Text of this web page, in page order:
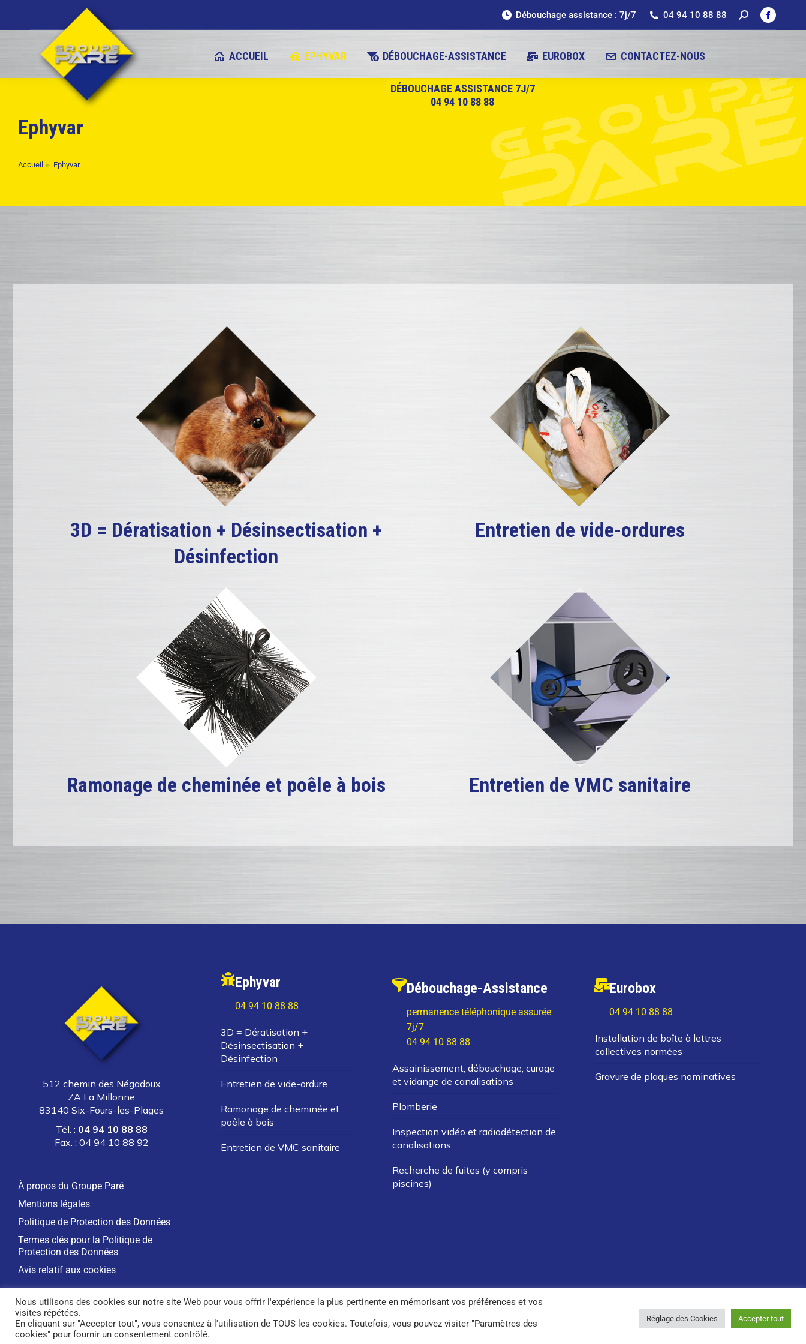
Débouchage assistance : 7j/7 04 94 10 88 88
ACCUEIL EPHYVAR DÉBOUCHAGE-ASSISTANCE EUROBOX CONTACTEZ-NOUS
DÉBOUCHAGE ASSISTANCE 7J/7
04 94 10 88 88
Ephyvar
Vous êtes ici :
Accueil Ephyvar
3D = Dératisation + Désinsectisation +
Désinfection
Entretien de vide-ordures
Ramonage de cheminée et poêle à bois Entretien de VMC sanitaire
512 chemin des Négadoux
ZA La Millonne
83140 Six-Fours-les-Plages
Tél. : 04 94 10 88 88
Fax. : 04 94 10 88 92
À propos du Groupe Paré
Mentions légales
Politique de Protection des Données
Termes clés pour la Politique de
Protection des Données
Avis relatif aux cookies
Ephyvar
04 94 10 88 88
3D = Dératisation +
Désinsectisation +
Désinfection
Entretien de vide-ordure
Ramonage de cheminée et
poêle à bois
Entretien de VMC sanitaire
Débouchage-Assistance
permanence téléphonique assurée
7j/7
04 94 10 88 88
Assainissement, débouchage, curage
et vidange de canalisations
Plomberie
Inspection vidéo et radiodétection de
canalisations
Recherche de fuites (y compris
piscines)
Eurobox
04 94 10 88 88
Installation de boîte à lettres
collectives normées
Gravure de plaques nominatives
© Groupe Paré – 2022 Designed byStéphane Bergero RéalisationA3R
Nous utilisons des cookies sur notre site Web pour vous offrir l'expérience la plus pertinente en mémorisant vos préférences et vos
visites répétées.
En cliquant sur "Accepter tout", vous consentez à l'utilisation de TOUS les cookies. Toutefois, vous pouvez visiter "Paramètres des
cookies" pour fournir un consentement contrôlé.
Réglage des Cookies Accepter tout